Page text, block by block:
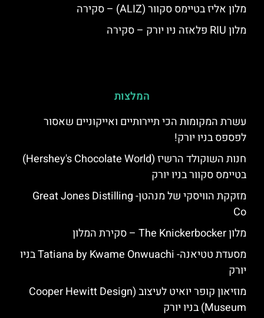
מלון אליז בטיימס סקוור (ALIZ) – סקירה
מלון RIU פלאזה ניו יורק – סקירה
המלצות
עשרת המקומות הכי תיירותיים ואייקוניים שאסור
לפספס בניו יורק!
חנות השוקולד הרשיז (Hershey's Chocolate World)
בטיימס סקוור בניו יורק
מזקקת הוויסקי של מנהטן- Great Jones Distilling
Co
מלון The Knickerbocker – סקירת המלון
מסעדת טטיאנה- Tatiana by Kwame Onwuachi בניו
יורק
מוזיאון קופר יואיט לעיצוב (Cooper Hewitt Design
Museum) בניו יורק